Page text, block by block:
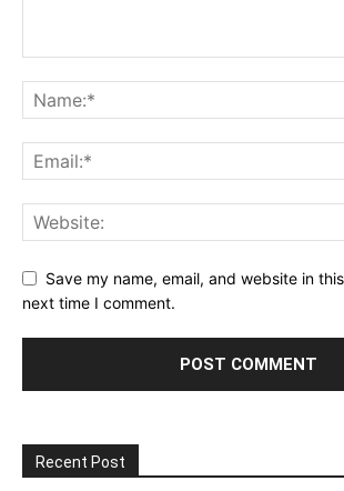
Save my name, email, and website in
next time I comment.
Recent Post